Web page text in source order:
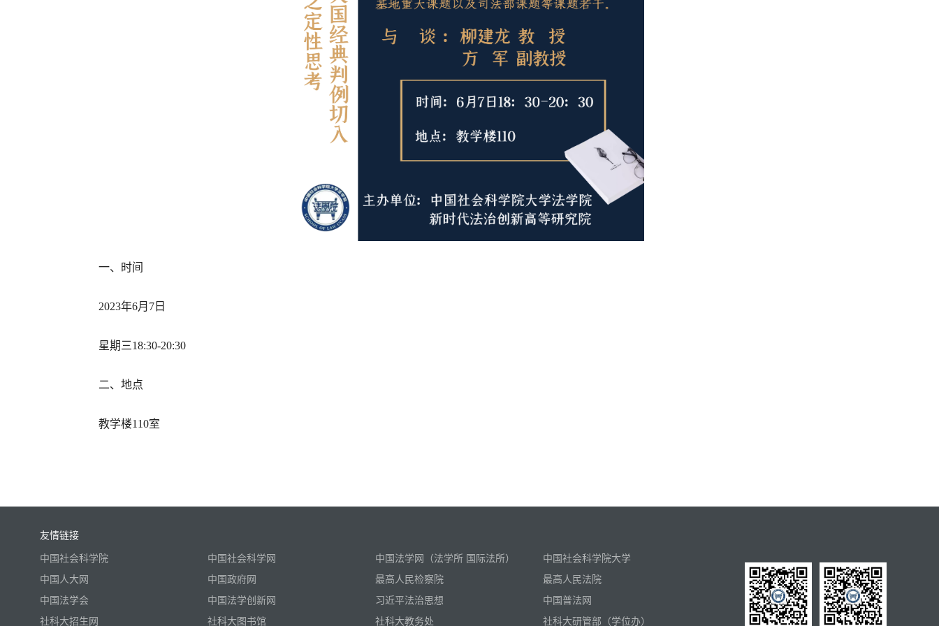
一、时间
2023年6月7日
星期三18:30-20:30
二、地点
教学楼110室
友情链接
中国社会科学院 中国社会科学网 中国法学网（法学所 国际法所）
中国社会科学院大学
中国人大网
中国政府网 最高人民检察院
最高人民法院
中国法学会
中国法学创新网 习近平法治思想
中国普法网
社科大招生网
社科大图书馆 社科大教务处 社科大研管部（学位办）